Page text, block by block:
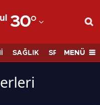
30°
SAĞLIK SPORMENÜ